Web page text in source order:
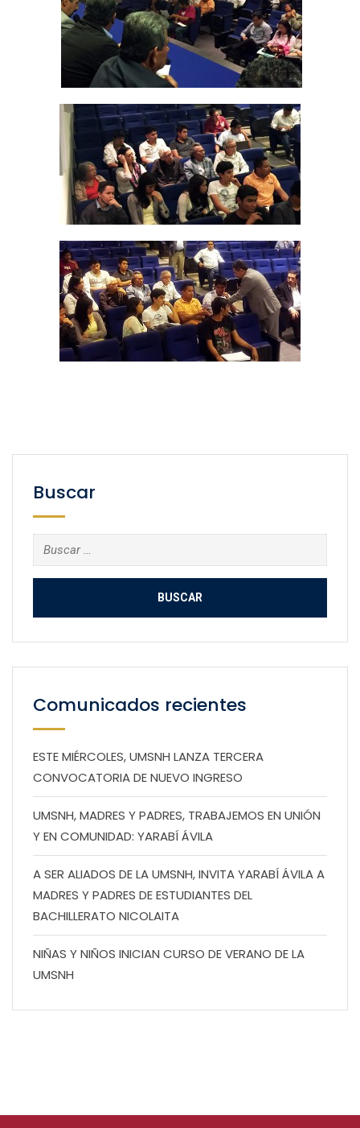
Buscar
Buscar:
Comunicados recientes
ESTE MIÉRCOLES, UMSNH LANZA TERCERA
CONVOCATORIA DE NUEVO INGRESO
UMSNH, MADRES Y PADRES, TRABAJEMOS EN UNIÓN
Y EN COMUNIDAD: YARABÍ ÁVILA
A SER ALIADOS DE LA UMSNH, INVITA YARABÍ ÁVILA A
MADRES Y PADRES DE ESTUDIANTES DEL
BACHILLERATO NICOLAITA
NIÑAS Y NIÑOS INICIAN CURSO DE VERANO DE LA
UMSNH